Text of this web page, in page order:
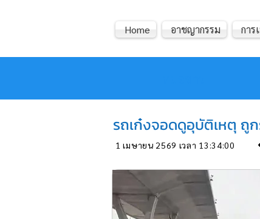
Home อาชญากรรม การ
รถเก๋งจอดดูอุบัติเหตุ ถูก
1 เมษายน 2569 เวลา 13:34:00